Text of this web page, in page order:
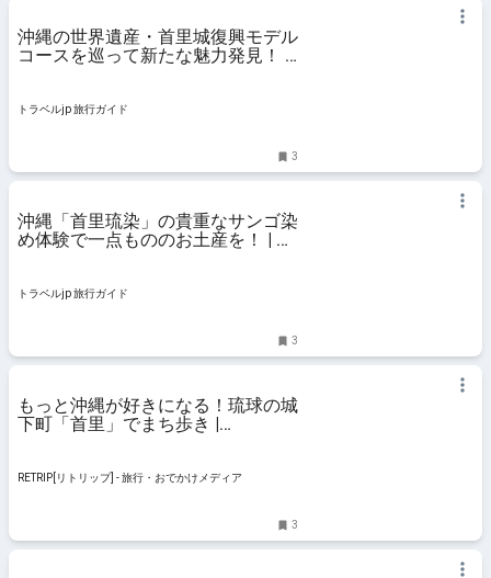
沖縄の世界遺産・首里城復興モデル
コースを巡って新たな魅力発見！ |
トラベルjp 旅行ガイド
3
沖縄「首里琉染」の貴重なサンゴ染
め体験で一点もののお土産を！ | 沖
トラベルjp 旅行ガイド
3
もっと沖縄が好きになる！琉球の城
下町「首里」でまち歩き |
RETRIP[リトリップ] - 旅行・おでかけメディア
3